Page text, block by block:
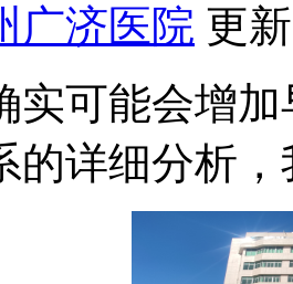
广济医院 更
可能会增加
的详细分析